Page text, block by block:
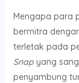
Mengapa para
bermitra
terletak pada
Snapyang
penyambung